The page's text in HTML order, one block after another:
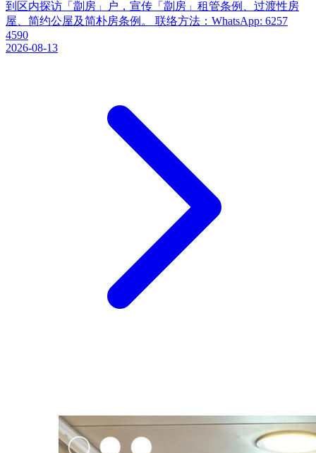
到区内探访「劏房」户，宣传「劏房」租管条例、过渡性房
屋、简约公屋及简朴房条例。 联络方法：WhatsApp: 6257
4590
2026-08-13